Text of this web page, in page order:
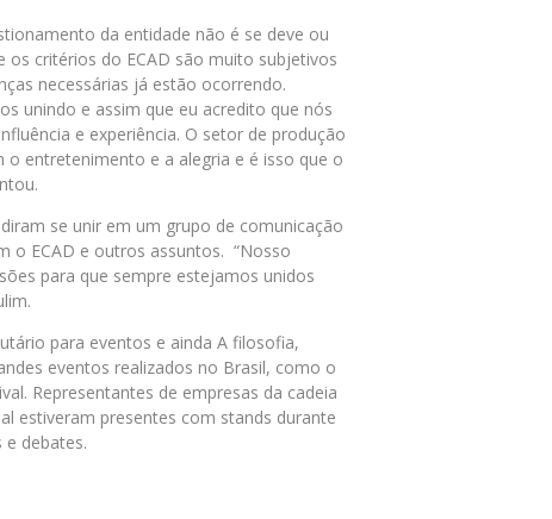
da entidade não é se deve ou
critérios do ECAD são muito subjetivos
necessárias já estão ocorrendo.
unindo e assim que eu acredito que nós
e experiência. O setor de produção
entretenimento e a alegria e é isso que o
se unir em um grupo de comunicação
o ECAD e outros assuntos. “Nosso
para que sempre estejamos unidos
para eventos e ainda A filosofia,
eventos realizados no Brasil, como o
Representantes de empresas da cadeia
estiveram presentes com stands durante
debates.